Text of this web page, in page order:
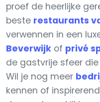
proef de heerlijke
beste restaurants
verwennen in een
Beverwijk of privé
de gastvrije sfeer
Wil je nog meer
kennen of